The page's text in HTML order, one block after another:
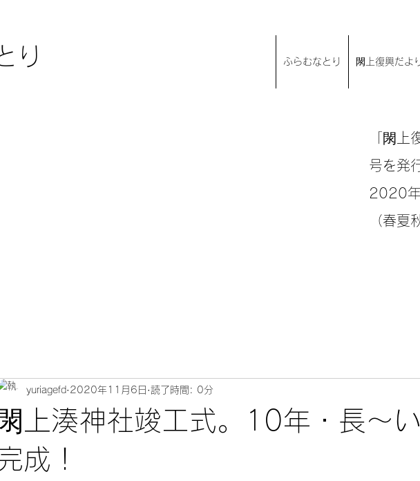
り ふらむなとり 閖上復興だ
「閖上
号を発
2020年
（春夏
閖上湊神社竣工式。10年・長～
成！
yuriagefd 2020年11月6日 読了時間: 0分